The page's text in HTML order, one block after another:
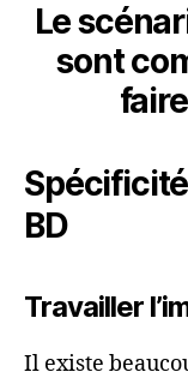
Le
sont
BD
Travailler
Il existe